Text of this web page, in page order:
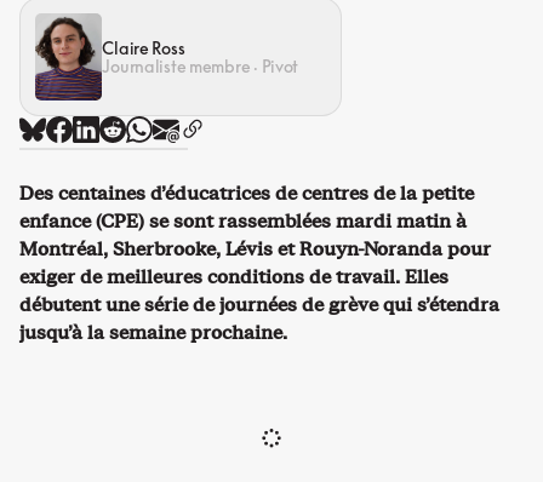
Claire Ross
Journaliste membre · Pivot
Des centaines d’éducatrices de centres de la petite
enfance (CPE) se sont rassemblées mardi matin à
Montréal, Sherbrooke, Lévis et Rouyn-Noranda pour
exiger de meilleures conditions de travail. Elles
débutent une série de journées de grève qui s’étendra
jusqu’à la semaine prochaine.